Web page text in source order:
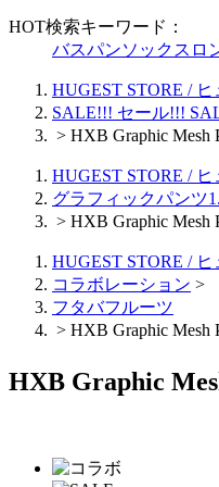
HOT検索キーワード：
バスパンソックス ロ
HUGEST STORE /
SALE!!! セール!!!
> HXB Graphic Mesh
HUGEST STORE /
グラフィックパンツ
> HXB Graphic Mesh
HUGEST STORE /
コラボレーション >
フタバフルーツ
> HXB Graphic Mesh
HXB Graphic